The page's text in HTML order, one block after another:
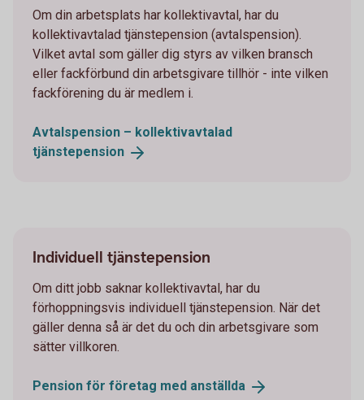
Om din arbetsplats har kollektivavtal, har du
kollektivavtalad tjänstepension (avtalspension).
Vilket avtal som gäller dig styrs av vilken bransch
eller fackförbund din arbetsgivare tillhör - inte vilken
fackförening du är medlem i.
Avtalspension – kollektivavtalad
tjänstepension
Individuell tjänstepension
Om ditt jobb saknar kollektivavtal, har du
förhoppningsvis individuell tjänstepension. När det
gäller denna så är det du och din arbetsgivare som
sätter villkoren.
Pension för företag med anställda